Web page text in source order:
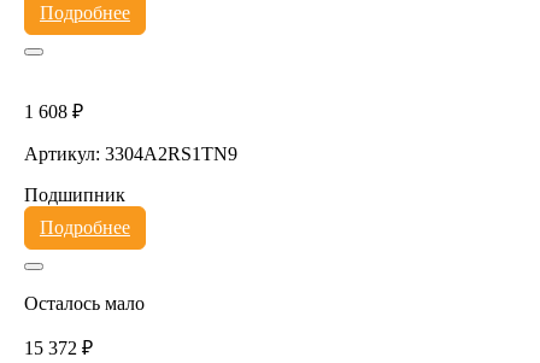
Подробнее
1 608 ₽
Артикул: 3304A2RS1TN9
Подшипник
Подробнее
Осталось мало
15 372 ₽